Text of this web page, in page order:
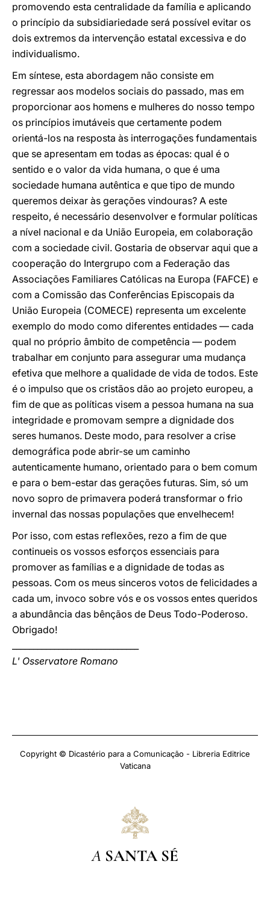
promovendo esta centralidade da família e aplicando
o princípio da subsidiariedade será possível evitar os
dois extremos da intervenção estatal excessiva e do
individualismo.
Em síntese, esta abordagem não consiste em
regressar aos modelos sociais do passado, mas em
proporcionar aos homens e mulheres do nosso tempo
os princípios imutáveis que certamente podem
orientá-los na resposta às interrogações fundamentais
que se apresentam em todas as épocas: qual é o
sentido e o valor da vida humana, o que é uma
sociedade humana autêntica e que tipo de mundo
queremos deixar às gerações vindouras? A este
respeito, é necessário desenvolver e formular políticas
a nível nacional e da União Europeia, em colaboração
com a sociedade civil. Gostaria de observar aqui que a
cooperação do Intergrupo com a Federação das
Associações Familiares Católicas na Europa (FAFCE) e
com a Comissão das Conferências Episcopais da
União Europeia (COMECE) representa um excelente
exemplo do modo como diferentes entidades — cada
qual no próprio âmbito de competência — podem
trabalhar em conjunto para assegurar uma mudança
efetiva que melhore a qualidade de vida de todos. Este
é o impulso que os cristãos dão ao projeto europeu, a
fim de que as políticas visem a pessoa humana na sua
integridade e promovam sempre a dignidade dos
seres humanos. Deste modo, para resolver a crise
demográfica pode abrir-se um caminho
autenticamente humano, orientado para o bem comum
e para o bem-estar das gerações futuras. Sim, só um
novo sopro de primavera poderá transformar o frio
invernal das nossas populações que envelhecem!
Por isso, com estas reflexões, rezo a fim de que
continueis os vossos esforços essenciais para
promover as famílias e a dignidade de todas as
pessoas. Com os meus sinceros votos de felicidades a
cada um, invoco sobre vós e os vossos entes queridos
a abundância das bênçãos de Deus Todo-Poderoso.
Obrigado!
L' Osservatore Romano
Copyright © Dicastério para a Comunicação - Libreria Editrice
Vaticana
A SANTA SÉ